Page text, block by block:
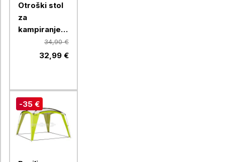
Otroški stol
za
kampiranje
Brunner
ACTION KIDS
34,90 €
32,99 €
-35 €